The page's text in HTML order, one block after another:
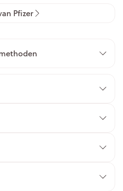
Pfizer